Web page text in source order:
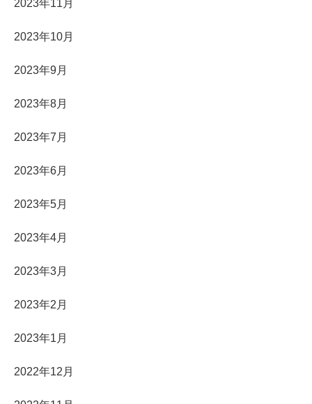
2023年11月
2023年10月
2023年9月
2023年8月
2023年7月
2023年6月
2023年5月
2023年4月
2023年3月
2023年2月
2023年1月
2022年12月